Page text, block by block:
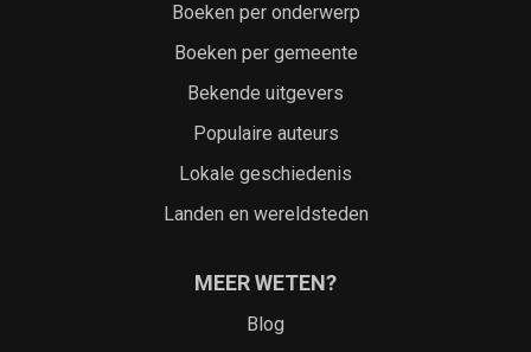
Boeken per onderwerp
Boeken per gemeente
Bekende uitgevers
Populaire auteurs
Lokale geschiedenis
Landen en wereldsteden
MEER WETEN?
Blog